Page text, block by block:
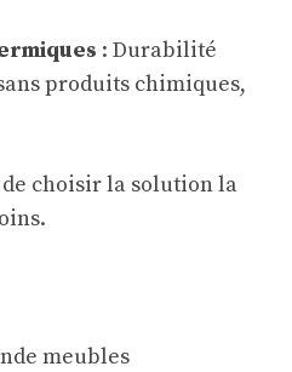
: Durabilité
produits chimiques,
choisir la solution la
meubles